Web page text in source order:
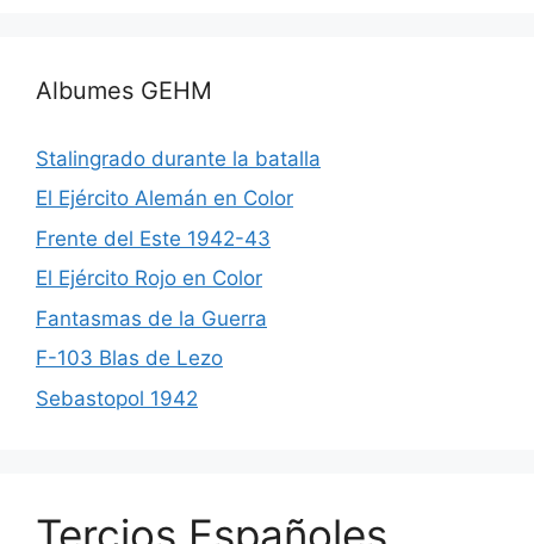
Albumes GEHM
Stalingrado durante la batalla
El Ejército Alemán en Color
Frente del Este 1942-43
El Ejército Rojo en Color
Fantasmas de la Guerra
F-103 Blas de Lezo
Sebastopol 1942